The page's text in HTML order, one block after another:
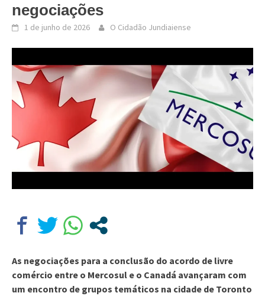
negociações
1 de junho de 2026 O Cidadão Jundiaiense
As negociações para a conclusão do acordo de livre
comércio entre o Mercosul e o Canadá avançaram com
um encontro de grupos temáticos na cidade de Toronto